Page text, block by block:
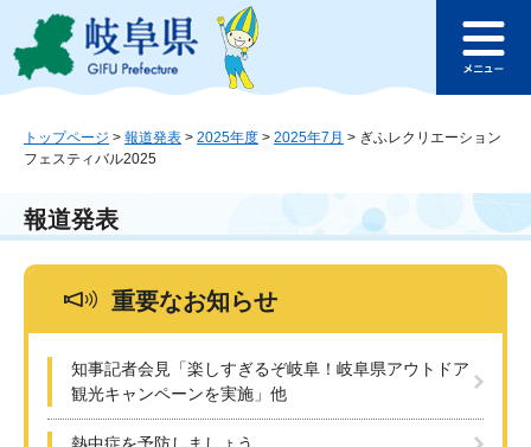
ジ
ュ
本
このページの本文へ
ュ
トップページ > 報道発表 > 2025年度 > 2025年7月 > ぎふレクリエーション
フェスティバル2025
報道発表
重要なお知らせ
知事記者会見「楽しすぎるぞ岐阜！岐阜県アウトドア
観光キャンペーンを実施」他